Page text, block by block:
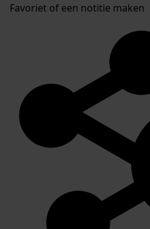
Favoriet of een notitie maken